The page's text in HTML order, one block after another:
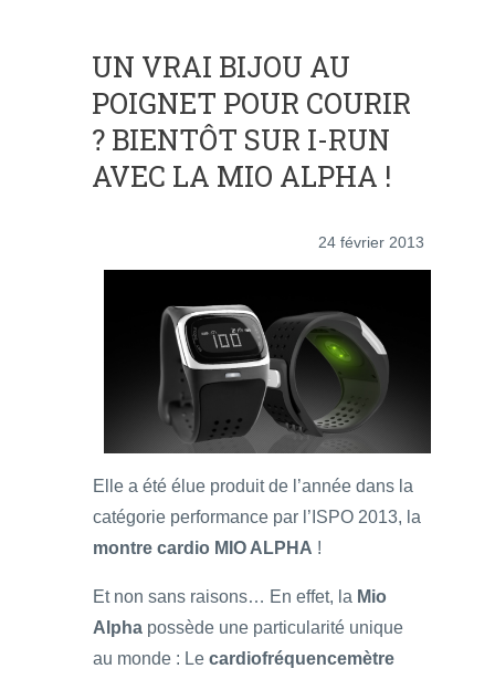
UN VRAI BIJOU AU
POIGNET POUR COURIR
? BIENTÔT SUR I-RUN
AVEC LA MIO ALPHA !
24 février 2013
Elle a été élue produit de l’année dans la
catégorie performance par l’ISPO 2013, la
montre cardio MIO ALPHA !
Et non sans raisons… En effet, la Mio
Alpha possède une particularité unique
au monde : Le cardiofréquencemètre